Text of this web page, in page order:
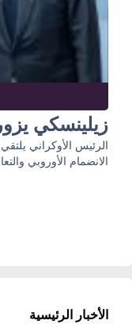
زيلينسكي
الرئيس الأوكراني
الانضمام الأوروبي
الأخبار الرئيسية